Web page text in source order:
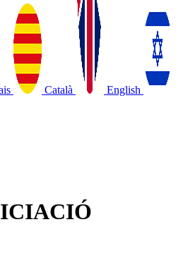
Català
English